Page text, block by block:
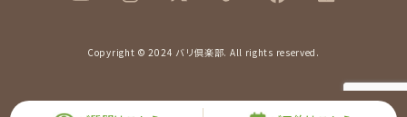
Copyright © 2024 バリ倶楽部. All rights reserved.